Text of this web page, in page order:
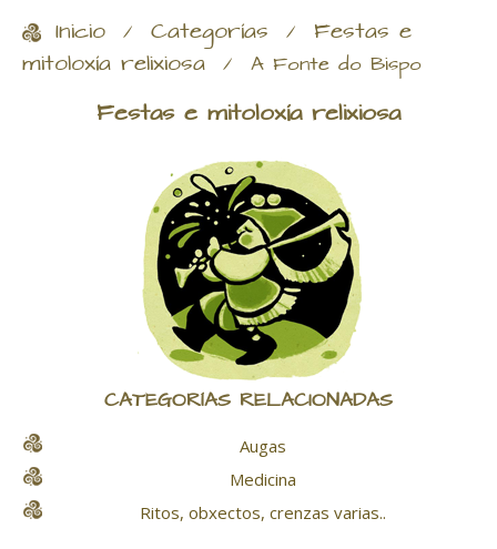
Inicio / Categorías / Festas e
mitoloxía relixiosa / A Fonte do Bispo
Festas e mitoloxía relixiosa
CATEGORÍAS RELACIONADAS
Augas
Medicina
Ritos, obxectos, crenzas varias..